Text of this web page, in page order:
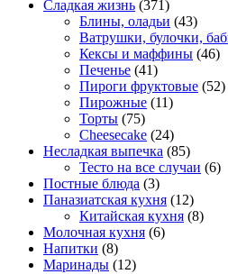
Сладкая жизнь (371)
Блины, оладьи (43)
Ватрушки, булочки,
Кексы и маффины (46)
Печенье (41)
Пироги фруктовые (52)
Пирожные (11)
Торты (75)
Cheesecake (24)
Несладкая выпечка (85)
Тесто на все случаи (6)
Постные блюда (3)
Паназиатская кухня (12)
Китайская кухня (8)
Молочная кухня (6)
Напитки (8)
Маринады (12)